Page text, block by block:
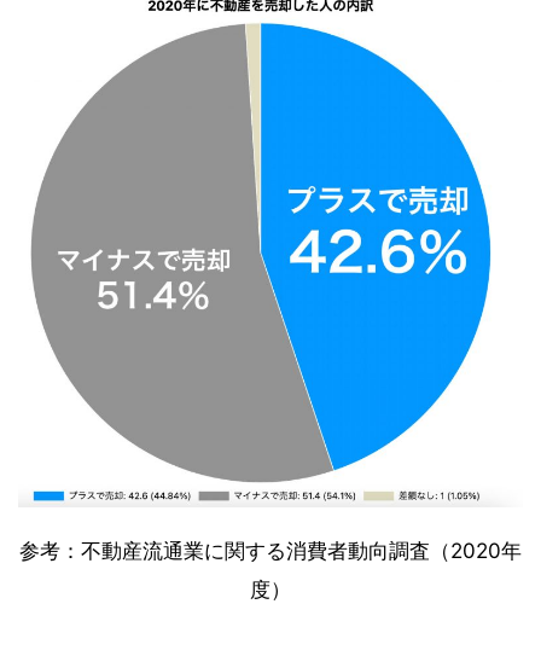
参考：不動産流通業に関する消費者動向調査（2020年
度）